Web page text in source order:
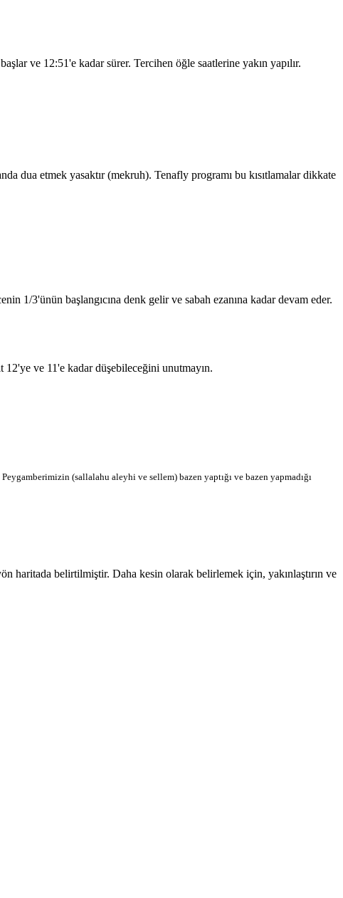
ve 12:51'e kadar sürer. Tercihen öğle saatlerine yakın yapılır.
dua etmek yasaktır (mekruh). Tenafly programı bu kısıtlamalar dikkate
1/3'ünün başlangıcına denk gelir ve sabah ezanına kadar devam eder.
12'ye ve 11'e kadar düşebileceğini unutmayın.
(sallalahu aleyhi ve sellem) bazen yaptığı ve bazen yapmadığı
haritada belirtilmiştir. Daha kesin olarak belirlemek için, yakınlaştırın ve